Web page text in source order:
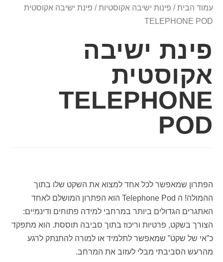
עמוד הבית/ פינות ישיבה אקוסטיות/ פינת ישיבה אקוסטית
TELEPHONE POD
פינת ישיבה
אקוסטית
TELEPHONE
POD
הפתרון שמאפשר לכל אחד למצוא את השקט שלו בתוך
ההמולה! ה Telephone Pod הוא הפתרון המושלם לאחד
האתגרים הגדולים ביותר במרחבי למידה פתוחים ודינמיים:
הצורך בשקט, פרטיות וריכוז בתוך סביבה תוססת. הוא מתפקד
כ”אי של שקט” שמאפשר לתלמיד או למורה להתנתק לרגע
מהרעש הסביבתי מבלי לעזוב את המרחב.